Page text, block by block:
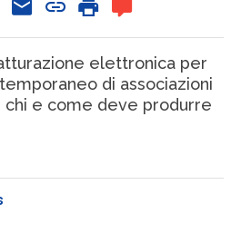
elettronica per
di associazioni
chi e come deve produrre